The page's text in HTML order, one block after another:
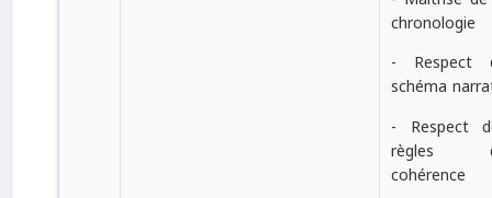
chronologie
- Respect
schéma
- Respect
règles
cohérence